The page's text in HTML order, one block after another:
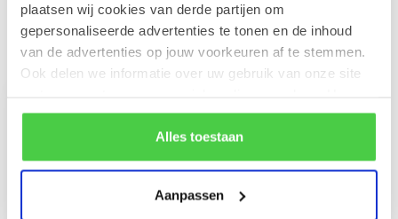
plaatsen wij cookies van derde partijen om
gepersonaliseerde advertenties te tonen en de inhoud
van de advertenties op jouw voorkeuren af te stemmen.
Ook delen we informatie over uw gebruik van onze site
rekening mee dat als je bepaalde cookies blokkeert, het
de correcte werking van de website kan verstoren.
Alles toestaan
Aanpassen
Recent bekeken